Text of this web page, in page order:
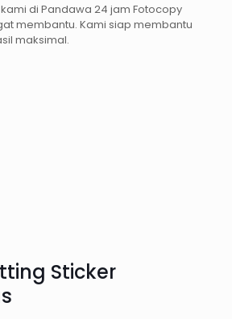
di Pandawa 24 jam Fotocopy
membantu. Kami siap membantu
maksimal.
Sticker